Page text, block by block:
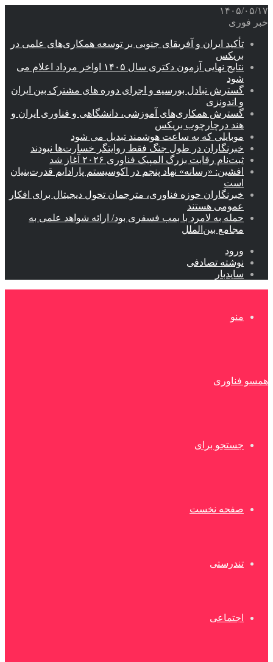
۱۴۰۵/۰۵/۱۷
خبر فوری
تأکید ایران و آفریقای جنوبی بر توسعه همکاری‌های علمی در
بریکس
نتایج نهایی آزمون دکتری سال ۱۴۰۵ اواخر مرداد اعلام می
شود
گسترش تبادل بورسیه و اجرای دوره های مشترک بین ایران
و اندونزی
گسترش همکاری‌های آموزشی، دانشگاهی و فناوری ایران و
هند درچارچوب بریکس
موبایلی که به ساعت هوشمند تبدیل می شود
خبرنگاران در طول جنگ فقط روایتگر خسارت‌ها نبودند
ثبت‌نام رقابت بزرگ المپیک فناوری ۲۰۲۶ آغاز شد
افشین: «رسانه» نهاد پنجم در اکوسیستم پارادایم قدرت‌بنیان
است
خبرنگاران حوزه فناوری، مترجمان تحول دیجیتال برای افکار
عمومی هستند
حمله به لامرد با بمب فسفری بود/ ارائه شواهد علمی به
مجامع بین‌الملل
ورود
نوشته تصادفی
سایدبار
منو
همسو فناوری
جستجو برای
صفحه نخست
تندرستی
اجتماعی